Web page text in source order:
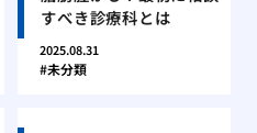
すべき診療科とは
2025.08.31
未分類